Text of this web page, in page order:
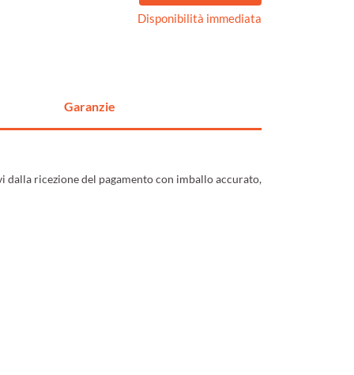
Disponibilità immediata
Garanzie
ricezione del pagamento con imballo accurato,